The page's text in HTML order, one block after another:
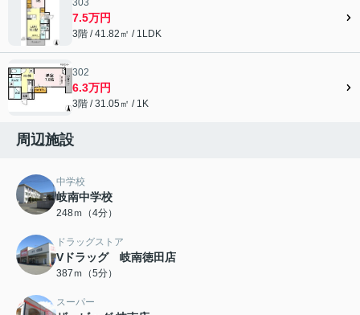
7.5万円
3階 / 41.82㎡ / 1LDK
302
6.3万円
3階 / 31.05㎡ / 1K
周辺施設
中学校
岐南中学校
248ｍ（4分）
ドラッグストア
Vドラッグ 岐南徳田店
387ｍ（5分）
スーパー